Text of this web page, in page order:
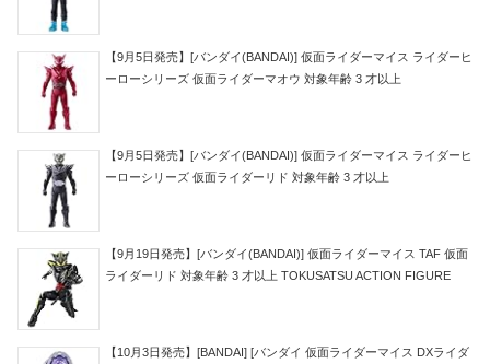
【9月5日発売】[バンダイ(BANDAI)] 仮面ライダーマイス ライダーヒ
ーローシリーズ 仮面ライダーマオウ 対象年齢 3 才以上
【9月5日発売】[バンダイ(BANDAI)] 仮面ライダーマイス ライダーヒ
ーローシリーズ 仮面ライダーリド 対象年齢 3 才以上
【9月19日発売】[バンダイ(BANDAI)] 仮面ライダーマイス TAF 仮面
ライダーリド 対象年齢 3 才以上 TOKUSATSU ACTION FIGURE
【10月3日発売】[BANDAI] [バンダイ 仮面ライダーマイス DXライダ